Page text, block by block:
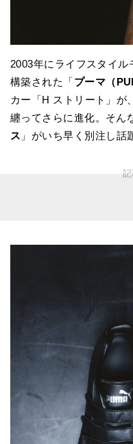
2003年にライフスタイ
構築された「プーマ（
カー「H ストリート」が
纏ってさらに進化。そん
ス 」がいち早く別注し話